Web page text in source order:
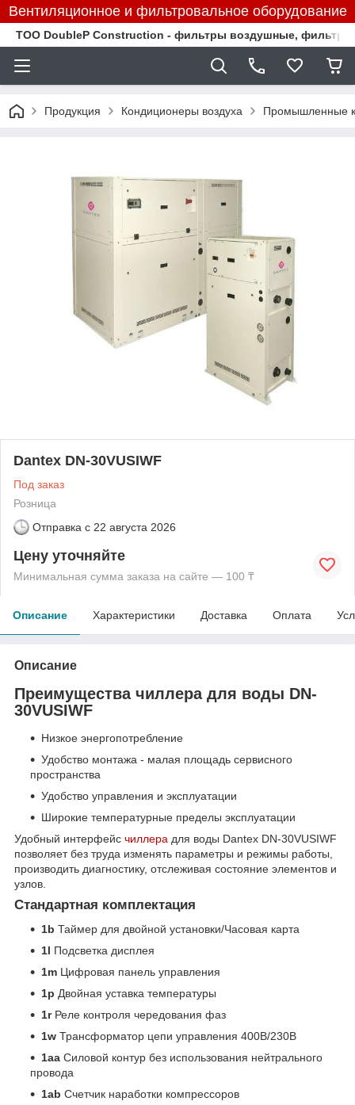
Вентиляционное и фильтровальное оборудование
TOO DoubleP Construction - фильтры воздушные,
Продукция Кондиционеры воздуха Промышленные
Dantex DN-30VUSIWF
Под заказ
Розница
Отправка с 22 августа 2026
Цену уточняйте
Минимальная сумма заказа на сайте — 100 ₸
Описание Характеристики Доставка Оплата
Описание
Преимущества чиллера для воды DN-
30VUSIWF
Низкое энергопотребление
Удобство монтажа - малая площадь сервисного
пространства
Удобство управления и эксплуатации
Широкие температурные пределы эксплуатации
Удобный интерфейс чиллера для воды Dantex DN-30VUSIWF
позволяет без труда изменять параметры и режимы работы,
производить диагностику, отслеживая состояние элементов и
узлов.
Стандартная комплектация
1b Таймер для двойной установки/Часовая карта
1l Подсветка дисплея
1m Цифровая панель управления
1p Двойная уставка температуры
1rРеле контроля чередования фаз
1w Трансформатор цепи управления 400В/230В
1aa Силовой контур без использования нейтрального
провода
1ab Счетчик наработки компрессоров